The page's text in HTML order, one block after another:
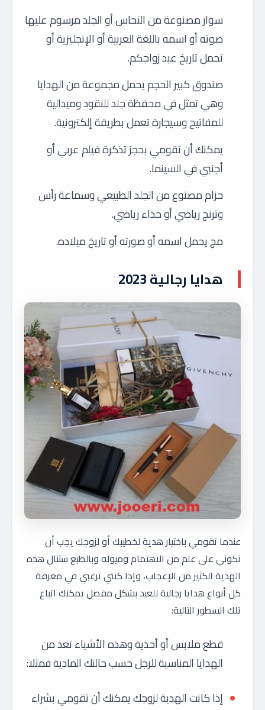
سوار مصنوعة من النحاس أو الجلد مرسوم عليها
صوته أو اسمه باللغة العربية أو الإنجليزية أو
تحمل تاريخ عيد زواجكم.
صندوق كبير الحجم يحمل مجموعة من الهدايا
وهي تمثل في محفظة جلد للنقود وميدالية
للمفاتيح وسيجارة تعمل بطريقة إلكترونية.
يمكنك أن تقومي بحجز تذكرة فيلم عربي أو
أجنبي في السينما.
حزام مصنوع من الجلد الطبيعي وسماعة رأس
وترنج رياضي أو حذاء رياضي.
مج يحمل اسمه أو صورته أو تاريخ ميلاده.
هدايا رجالية 2023
عندما تقومي باختيار هدية لخطيبك أو لزوجك يجب أن
تكوني على علم من الاهتمام وميوله وبالطبع ستنال هذه
الهدية الكثير من الإعجاب، وإذا كنتي ترغبي في معرفة
كل أنواع هدايا رجالية للعيد بشكل مفصل يمكنك اتباع
تلك السطور التالية:
قطع ملابس أو أحذية وهذه الأشياء تعد من
الهدايا المناسبة للرجل حسب حالتك المادية فمثلا:
إذا كانت الهدية لزوجك يمكنك أن تقومي بشراء